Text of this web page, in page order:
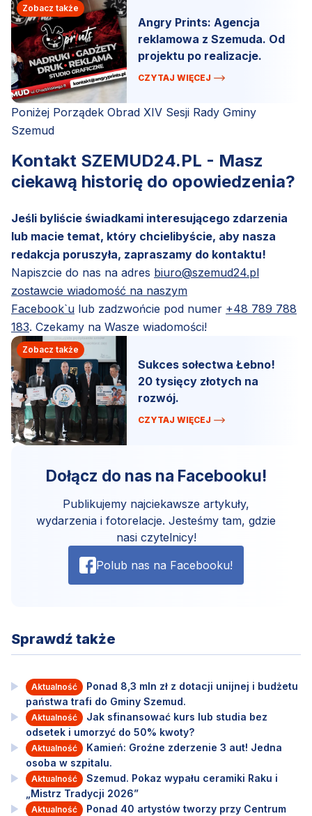
Zobacz także
Angry Prints: Agencja
reklamowa z Szemuda. Od
projektu po realizacje.
CZYTAJ WIĘCEJ
Poniżej Porządek Obrad XIV Sesji Rady Gminy
Szemud
Kontakt SZEMUD24.PL - Masz
ciekawą historię do opowiedzenia?
Jeśli byliście świadkami interesującego zdarzenia
lub macie temat, który chcielibyście, aby nasza
redakcja poruszyła, zapraszamy do kontaktu!
Napiszcie do nas na adres biuro@szemud24.pl
zostawcie wiadomość na naszym
Facebook`u lub zadzwońcie pod numer +48 789 788
183. Czekamy na Wasze wiadomości!
Zobacz także
Sukces sołectwa Łebno!
20 tysięcy złotych na
rozwój.
CZYTAJ WIĘCEJ
Dołącz do nas na Facebooku!
Publikujemy najciekawsze artykuły,
wydarzenia i fotorelacje. Jesteśmy tam, gdzie
nasi czytelnicy!
Polub nas na Facebooku!
Sprawdź także
Aktualność
Ponad 8,3 mln zł z dotacji unijnej i budżetu
państwa trafi do Gminy Szemud.
Aktualność
Jak sfinansować kurs lub studia bez
odsetek i umorzyć do 50% kwoty?
Aktualność
Kamień: Groźne zderzenie 3 aut! Jedna
osoba w szpitalu.
Aktualność
Szemud. Pokaz wypału ceramiki Raku i
„Mistrz Tradycji 2026”
Aktualność
Ponad 40 artystów tworzy przy Centrum